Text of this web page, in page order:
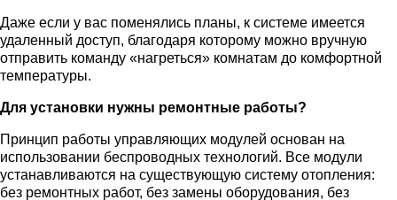
Даже если у вас поменялись планы, к системе имеется
удаленный доступ, благодаря которому можно вручную
отправить команду «нагреться» комнатам до комфортной
температуры.
Для установки нужны ремонтные работы?
Принцип работы управляющих модулей основан на
использовании беспроводных технологий. Все модули
устанавливаются на существующую систему отопления:
без ремонтных работ, без замены оборудования, без